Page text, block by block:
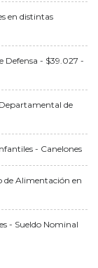
en distintas
Defensa - $39.027 -
de
- Canelones
de Alimentación en
- Sueldo Nominal